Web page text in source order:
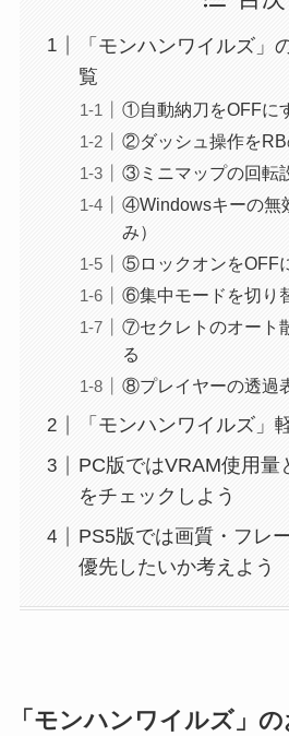
「モンハンワイルズ」
覧
①自動納刀をOFFに
②ダッシュ操作をRB
③ミニマップの回転
④Windowsキーの無
み）
⑤ロックオンをOFF
⑥集中モードを切り
⑦セクレトのオート
る
⑧プレイヤーの透過
「モンハンワイルズ」
PC版ではVRAM使用量
をチェックしよう
PS5版では画質・フレ
優先したいか考えよう
「モンハンワイルズ」